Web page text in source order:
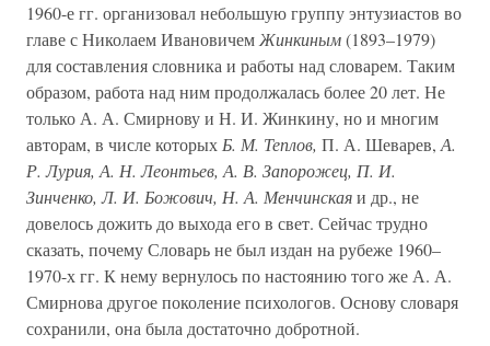
1960-е гг. организовал небольшую группу энтузиастов во
главе с Николаем Ивановичем Жинкиным(1893–1979)
для составления словника и работы над словарем. Таким
образом, работа над ним продолжалась более 20 лет. Не
только А. А. Смирнову и Н. И. Жинкину, но и многим
авторам, в числе которых Б. М. Теплов, П. А. Шеварев, А.
Р. Лурия, А. Н. Леонтьев, А. В. Запорожец, П. И.
Зинченко, Л. И. Божович, Н. А. Менчинскаяи др., не
довелось дожить до выхода его в свет. Сейчас трудно
сказать, почему Словарь не был издан на рубеже 1960–
1970-х гг. К нему вернулось по настоянию того же А. А.
Смирнова другое поколение психологов. Основу словаря
сохранили, она была достаточно добротной.